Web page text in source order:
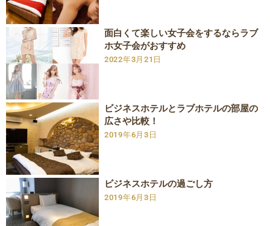
面白くて楽しい女子会をするならラブ
ホ女子会がおすすめ
2022年3月21日
ビジネスホテルとラブホテルの部屋の
広さや比較！
2019年6月3日
ビジネスホテルの過ごし方
2019年6月3日